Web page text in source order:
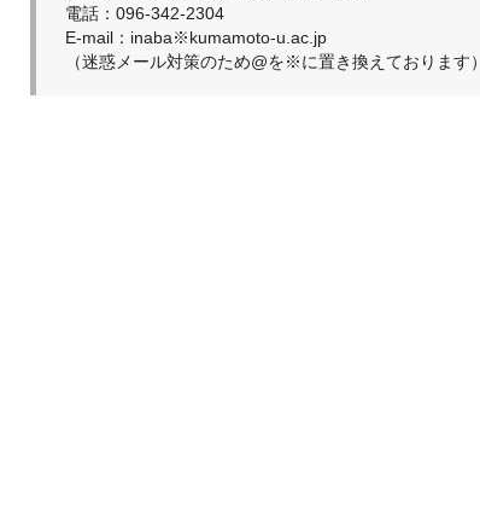
電話：096-342-2304
E-mail：inaba※kumamoto-u.ac.jp
（迷惑メール対策のため@を※に置き換えております）